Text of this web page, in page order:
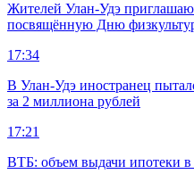
Жителей Улан-Удэ
посвящённую Дню
17:34
В Улан-Удэ иностранец
за 2 миллиона рублей
17:21
ВТБ: объем выдачи ипотеки